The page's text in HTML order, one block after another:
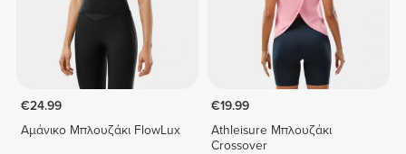
€24.99
Αμάνικο Μπλουζάκι FlowLux
€19.99
Athleisure Μπλουζάκι
Crossover